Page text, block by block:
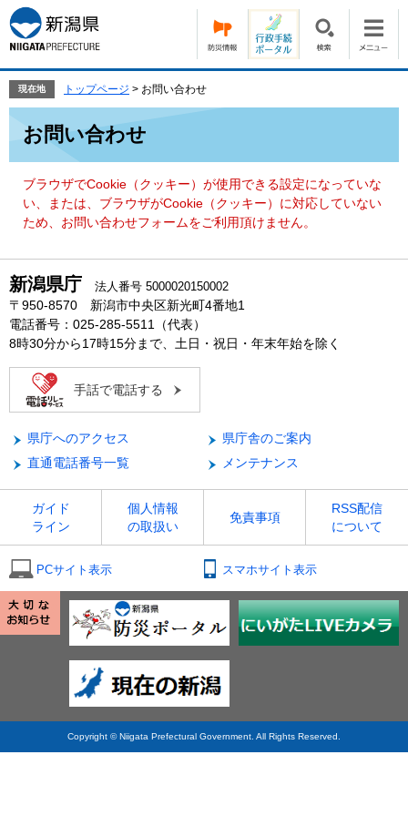
ー
ジ
の
頭
す。
ニ
ュ
ー
飛
て
現在地 トップページ > お問い合わせ
お問い合わせ
ブラウザでCookie（クッキー）が使用できる設定になっていな
い、または、ブラウザがCookie（クッキー）に対応していない
ため、お問い合わせフォームをご利用頂けません。
新潟県庁 法人番号 5000020150002
〒950-8570 新潟市中央区新光町4番地1
電話番号：025-285-5511（代表）
8時30分から17時15分まで、土日・祝日・年末年始を除く
手話で電話する
県庁へのアクセス
県庁舎のご案内
直通電話番号一覧
メンテナンス
ガイド
ライン
個人情報
の取扱い
免責事項
RSS配信
について
PCサイト表示 スマホサイト表示
Copyright © Niigata Prefectural Government. All Rights Reserved.